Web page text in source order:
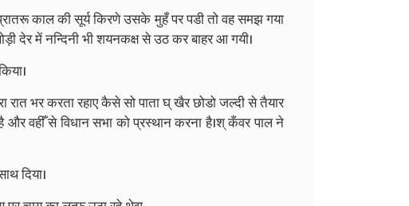
काल की सूर्य किरणे उसके मुहँ पर पडी तो वह समझ गया
देर में नन्दिनी भी शयनकक्ष से उठ कर बाहर आ गयी।
भर करता रहाए कैसे सो पाता घ् खैर छोडो जल्दी से तैयार
वहीँ से विधान सभा को प्रस्थान करना है।श् कँवर पाल ने
दिया।